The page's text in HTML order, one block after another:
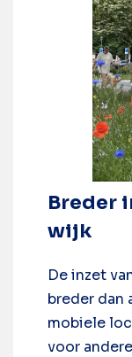
Breder
wijk
De inzet
breder dan
mobiele
voor